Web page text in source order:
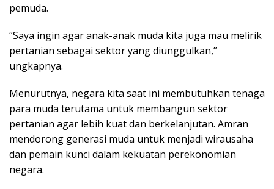
pemuda.
“Saya ingin agar anak-anak muda kita juga mau melirik
pertanian sebagai sektor yang diunggulkan,”
ungkapnya.
Menurutnya, negara kita saat ini membutuhkan tenaga
para muda terutama untuk membangun sektor
pertanian agar lebih kuat dan berkelanjutan. Amran
mendorong generasi muda untuk menjadi wirausaha
dan pemain kunci dalam kekuatan perekonomian
negara.